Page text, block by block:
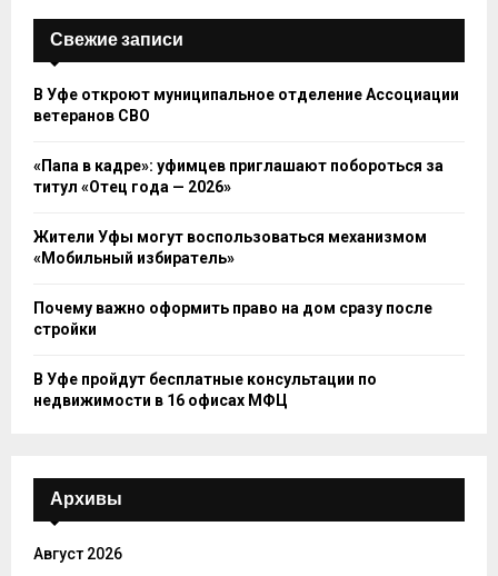
Свежие записи
В Уфе откроют муниципальное отделение Ассоциации
ветеранов СВО
«Папа в кадре»: уфимцев приглашают побороться за
титул «Отец года — 2026»
Жители Уфы могут воспользоваться механизмом
«Мобильный избиратель»
Почему важно оформить право на дом сразу после
стройки
В Уфе пройдут бесплатные консультации по
недвижимости в 16 офисах МФЦ
Архивы
Август 2026